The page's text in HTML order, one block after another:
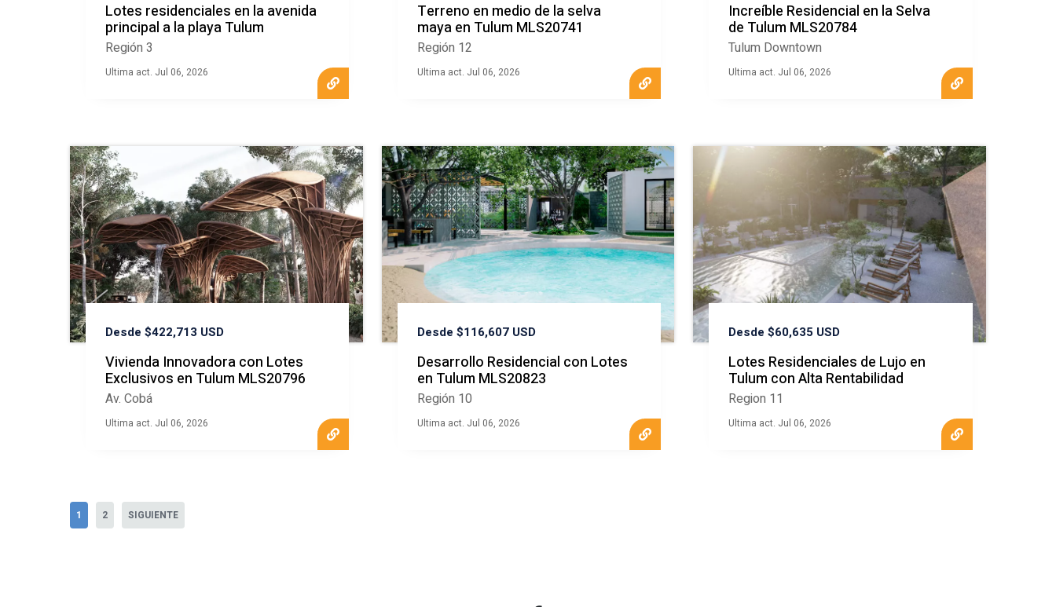
Lotes residenciales en la avenida
principal a la playa Tulum
Región 3
Ultima act. Jul 06, 2026
Terreno en medio de la selva
maya en Tulum MLS20741
Región 12
Ultima act. Jul 06, 2026
Increíble Residencial en la Selva
de Tulum MLS20784
Tulum Downtown
Ultima act. Jul 06, 2026
Desde $422,713 USD
Vivienda Innovadora con Lotes
Exclusivos en Tulum MLS20796
Av. Cobá
Ultima act. Jul 06, 2026
Desde $116,607 USD
Desarrollo Residencial con Lotes
en Tulum MLS20823
Región 10
Ultima act. Jul 06, 2026
Desde $60,635 USD
Lotes Residenciales de Lujo en
Tulum con Alta Rentabilidad
Region 11
Ultima act. Jul 06, 2026
1 2 SIGUIENTE